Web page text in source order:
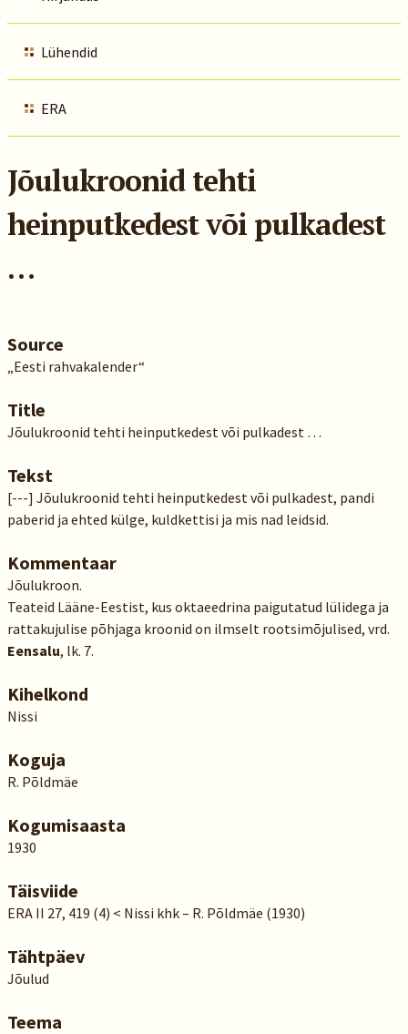
Lühendid
ERA
Jõulukroonid tehti
heinputkedest või pulkadest
…
Source
„Eesti rahvakalender“
Title
Jõulukroonid tehti heinputkedest või pulkadest …
Tekst
[---] Jõulukroonid tehti heinputkedest või pulkadest, pandi
paberid ja ehted külge, kuldkettisi ja mis nad leidsid.
Kommentaar
Jõulukroon.
Teateid Lääne-Eestist, kus oktaeedrina paigutatud lülidega ja
rattakujulise põhjaga kroonid on ilmselt rootsimõjulised, vrd.
Eensalu, lk. 7.
Kihelkond
Nissi
Koguja
R. Põldmäe
Kogumisaasta
1930
Täisviide
ERA II 27, 419 (4) < Nissi khk – R. Põldmäe (1930)
Tähtpäev
Jõulud
Teema